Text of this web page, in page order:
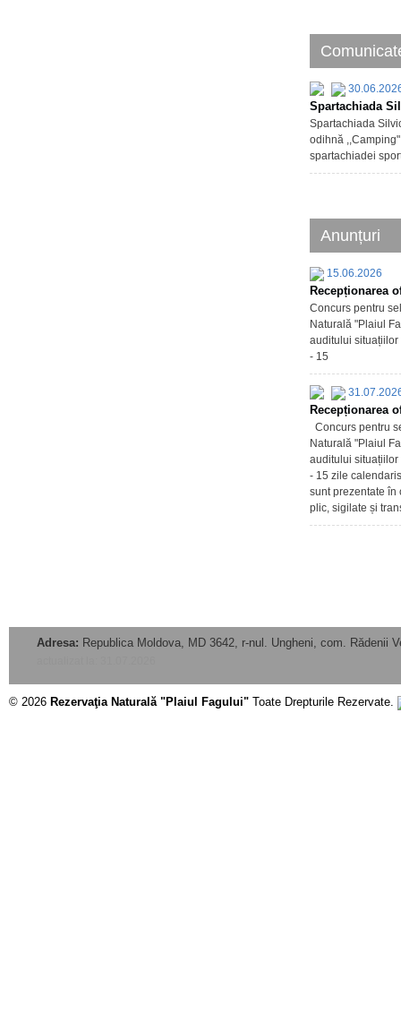
Spartachiada
Spartachiada
odihnă
spartachiadei
Anunțuri
15.06.2026
Recepționarea
Concurs pentru
Naturală "Plaiul
auditului situațiilor
- 15
Recepționarea
Concurs pentru
Naturală "Plaiul
auditului situațiilor
- 15 zile
sunt prezentate în
plic, sigilate și
Adresa: Republica Moldova, MD 3642, r-nul. Ungheni, com. Rădenii
© 2026 Rezervaţia Naturală "Plaiul Fagului" Toate Drepturile Rezervate.